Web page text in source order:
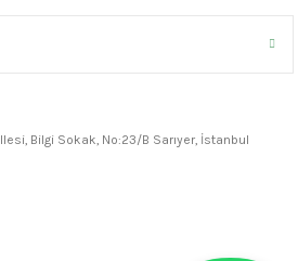
Bilgi Sokak, No:23/B Sarıyer, İstanbul